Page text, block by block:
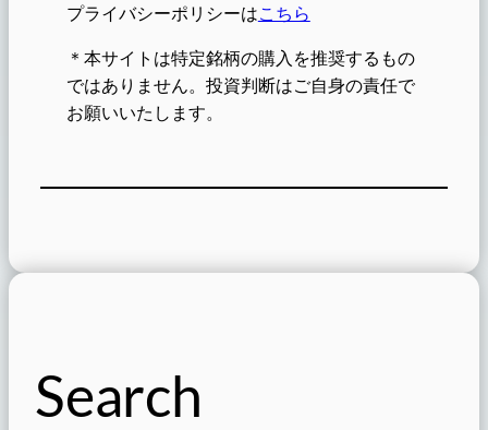
プライバシーポリシーは こちら
＊本サイトは特定銘柄の購入を推奨するもの
ではありません。投資判断はご自身の責任で
お願いいたします。
Search